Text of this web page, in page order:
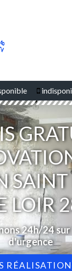
LOIR
24h/24 sur
d'urgence